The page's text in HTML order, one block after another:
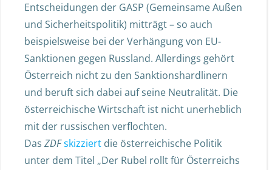
Entscheidungen der GASP (Gemeinsame Außen
und Sicherheitspolitik) mitträgt – so auch
beispielsweise bei der Verhängung von EU-
Sanktionen gegen Russland. Allerdings gehört
Österreich nicht zu den Sanktionshardlinern
und beruft sich dabei auf seine Neutralität. Die
österreichische Wirtschaft ist nicht unerheblich
mit der russischen verflochten.
Das ZDFskizziert die österreichische Politik
unter dem Titel „Der Rubel rollt für Österreichs